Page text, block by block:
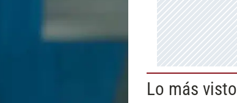
Lo más visto